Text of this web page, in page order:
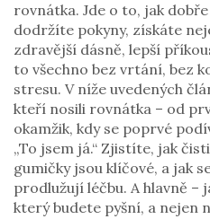
rovnátka. Jde o to, jak
dodržíte pokyny, získáte
zdravější dásně, lepší
to všechno bez vrtání, bez
stresu. V níže uvedených
kteří nosili rovnátka – od
okamžik, kdy se poprvé
„To jsem já.“ Zjistíte, jak
gumičky jsou klíčové, a jak
prodlužují léčbu. A hlavně –
který budete pyšní, a nejen